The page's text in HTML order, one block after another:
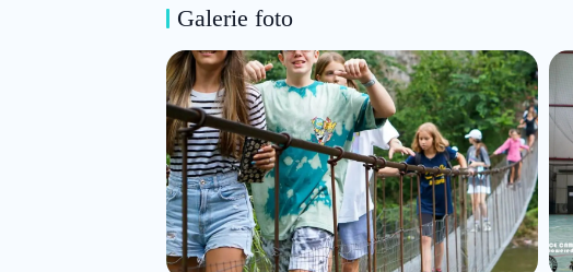
Galerie foto